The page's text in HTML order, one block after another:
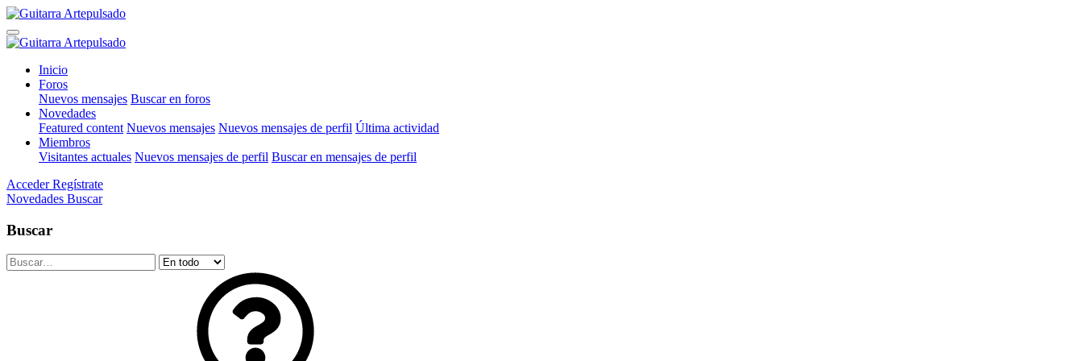
Inicio
Foros
Nuevos mensajes Buscar en foros
Novedades
Featured content Nuevos mensajes Nuevos mensajes de perfil Última actividad
Miembros
Visitantes actuales Nuevos mensajes de perfil Buscar en mensajes de perfil
Acceder Regístrate
Novedades Buscar
Buscar